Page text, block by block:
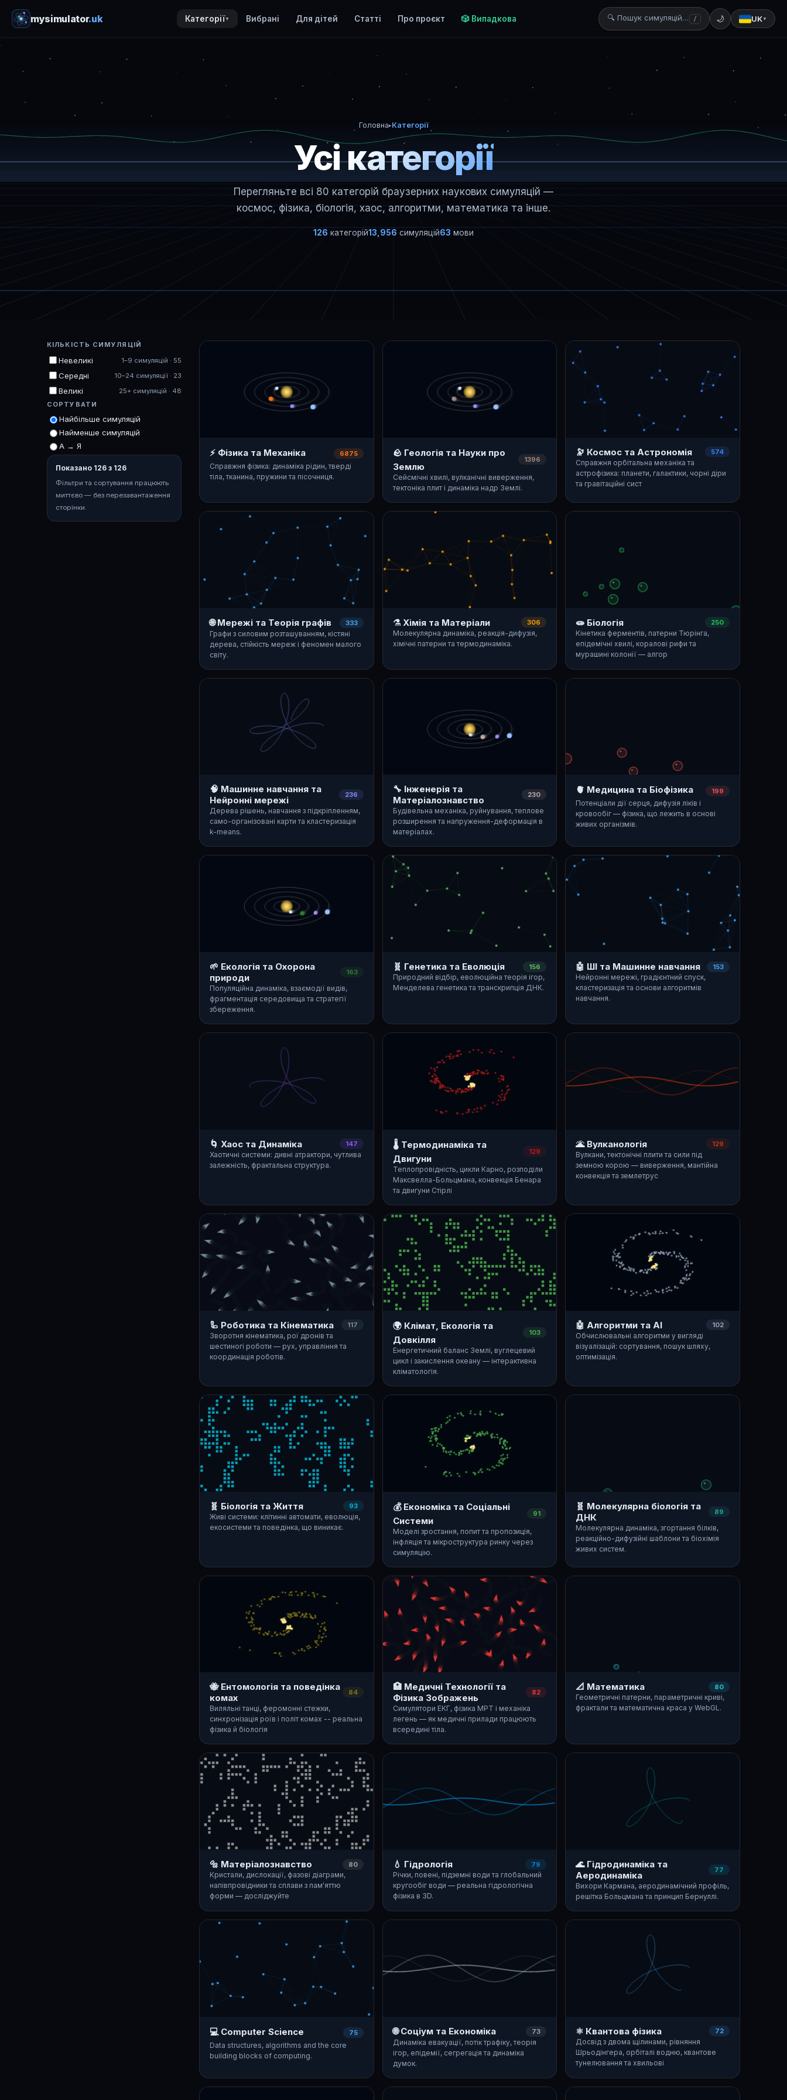
mysimulator.uk Категорії ▼ Вибрані Для дітей Статті Про проєкт 🎲 Випадкова 🔍 Пошук симуляцій… / 🌙 UK ▼
Головна▸Категорії
Усі категорії
Перегляньте всі 80 категорій браузерних наукових симуляцій —
космос, фізика, біологія, хаос, алгоритми, математика та інше.
126 категорій13,956 симуляцій63 мови
КІЛЬКІСТЬ СИМУЛЯЦІЙ
Невеликі 1–9 симуляцій · 55
Середні 10–24 симуляції · 23
Великі
25+ симуляцій · 48
СОРТУВАТИ
Найбільше симуляцій
Найменше симуляцій
А → Я
Показано 126 з 126
Фільтри та сортування працюють
миттєво — без перезавантаження
сторінки.
⚡ Фізика та Механіка 6875
Справжня фізика: динаміка рідин, тверді
тіла, тканина, пружини та пісочниця.
🪨 Геологія та Науки про
Землю
1396
Сейсмічні хвилі, вулканічні виверження,
тектоніка плит і динаміка надр Землі.
🔭 Космос та Астрономія 574
Справжня орбітальна механіка та
астрофізика: планети, галактики, чорні діри
та гравітаційні сист
🌐 Мережі та Теорія графів 333
Графи з силовим розташуванням, кістяні
дерева, стійкість мереж і феномен малого
світу.
⚗️ Хімія та Матеріали 306
Молекулярна динаміка, реакція-дифузія,
хімічні патерни та термодинаміка.
🧫 Біологія 250
Кінетика ферментів, патерни Тюрінга,
епідемічні хвилі, коралові рифи та
мурашині колонії — алгор
🧠 Машинне навчання та
Нейронні мережі
236
Дерева рішень, навчання з підкріпленням,
само-організовані карти та кластеризація
k-means.
🔧 Інженерія та
Матеріалознавство
230
Будівельна механіка, руйнування, теплове
розширення та напруження-деформація в
матеріалах.
🫀 Медицина та Біофізика 199
Потенціали дії серця, дифузія ліків і
кровообіг — фізика, що лежить в основі
живих організмів.
🌱 Екологія та Охорона
природи
163
Популяційна динаміка, взаємодії видів,
фрагментація середовища та стратегії
збереження.
🧬 Генетика та Еволюція 156
Природний відбір, еволюційна теорія ігор,
Менделева генетика та транскрипція ДНК.
🤖 ШІ та Машинне навчання 153
Нейронні мережі, градієнтний спуск,
кластеризація та основи алгоритмів
навчання.
🌀 Хаос та Динаміка 147
Хаотичні системи: дивні атрактори, чутлива
залежність, фрактальна структура.
🌡️ Термодинаміка та
Двигуни
129
Теплопровідність, цикли Карно, розподіли
Максвелла-Больцмана, конвекція Бенара
та двигуни Стірлі
🌋 Вулканологія 129
Вулкани, тектонічні плити та сили під
земною корою — виверження, мантійна
конвекція та землетрус
🦾 Роботика та Кінематика 117
Зворотня кінематика, рої дронів та
шестиногі роботи — рух, управління та
координація роботів.
🌍 Клімат, Екологія та
Довкілля
103
Енергетичний баланс Землі, вуглецевий
цикл і закислення океану — інтерактивна
кліматологія.
🤖 Алгоритми та AI 102
Обчислювальні алгоритми у вигляді
візуалізацій: сортування, пошук шляху,
оптимізація.
🧬 Біологія та Життя 93
Живі системи: клітинні автомати, еволюція,
екосистеми та поведінка, що виникає.
💰 Економіка та Соціальні
Системи
91
Моделі зростання, попит та пропозиція,
інфляція та мікроструктура ринку через
симуляцію.
🧬 Молекулярна біологія та
ДНК
89
Молекулярна динаміка, згортання білків,
реакційно-дифузійні шаблони та біохімія
живих систем.
🐝 Ентомологія та поведінка
комах
84
Виляльні танці, феромонні стежки,
синхронізація роїв і політ комах -- реальна
фізика й біологія
🏥 Медичні Технології та
Фізика Зображень
82
Симулятори ЕКГ, фізика МРТ і механіка
легень — як медичні прилади працюють
всередині тіла.
📐 Математика 80
Геометричні патерни, параметричні криві,
фрактали та математична краса у WebGL.
🔩 Матеріалознавство 80
Кристали, дислокації, фазові діаграми,
напівпровідники та сплави з пам'яттю
форми — досліджуйте
💧 Гідрологія 79
Річки, повені, підземні води та глобальний
кругообіг води — реальна гідрологічна
фізика в 3D.
🌊 Гідродинаміка та
Аеродинаміка
77
Вихори Кармана, аеродинамічний профіль,
решітка Больцмана та принцип Бернуллі.
💻 Computer Science 75
Data structures, algorithms and the core
building blocks of computing.
🌐 Соціум та Економіка 73
Динаміка евакуації, потік трафіку, теорія
ігор, епідемії, сегрегація та динаміка
думок.
⚛️ Квантова фізика 72
Досвід з двома щілинами, рівняння
Шрьодінгера, орбіталі водню, квантове
тунелювання та хвильові